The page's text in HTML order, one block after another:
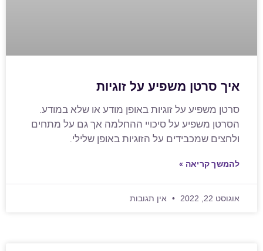
איך סרטן משפיע על זוגיות
סרטן משפיע על זוגיות באופן מודע או שלא במודע.
הסרטן משפיע על סיכויי ההחלמה אך גם על מתחים
ולחצים שמכבידים על הזוגיות באופן שלילי.
להמשך קריאה »
אוגוסט 22, 2022 אין תגובות